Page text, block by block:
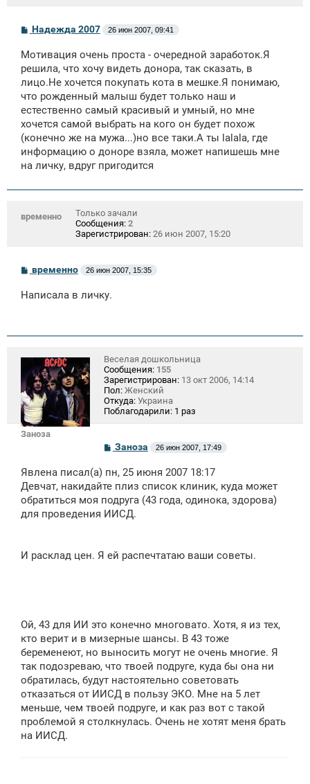
С
б
щ
н
и
Надежда 2007 26 июн 2007, 09:41
Мотивация очень проста - очередной заработок.Я
решила, что хочу видеть донора, так сказать, в
лицо.Не хочется покупать кота в мешке.Я понимаю,
что рожденный малыш будет только наш и
естественно самый красивый и умный, но мне
хочется самой выбрать на кого он будет похож
(конечно же на мужа...)но все таки.А ты lalala, где
информацию о доноре взяла, может напишешь мне
на личку, вдруг пригодится
временно
Только зачали
Сообщения: 2
Зарегистрирован: 26 июн 2007, 15:20
С
б
и
временно 26 июн 2007, 15:35
Написала в личку.
Заноза
Веселая дошкольница
Сообщения: 155
Зарегистрирован: 13 окт 2006, 14:14
Пол: Женский
Откуда: Украина
Поблагодарили: 1 раз
С
б
щ
н
и
Заноза 26 июн 2007, 17:49
Явлена писал(а) пн, 25 июня 2007 18:17
Девчат, накидайте плиз список клиник, куда может
обратиться моя подруга (43 года, одинока, здорова)
для проведения ИИСД.
И расклад цен. Я ей распечтатаю ваши советы.
Ой, 43 для ИИ это конечно многовато. Хотя, я из тех,
кто верит и в мизерные шансы. В 43 тоже
беременеют, но выносить могут не очень многие. Я
так подозреваю, что твоей подруге, куда бы она ни
обратилась, будут настоятельно советовать
отказаться от ИИСД в пользу ЭКО. Мне на 5 лет
меньше, чем твоей подруге, и как раз вот с такой
проблемой я столкнулась. Очень не хотят меня брать
на ИИСД.